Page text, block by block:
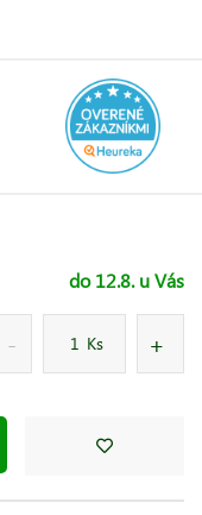
do 12.8. u Vás
Ks